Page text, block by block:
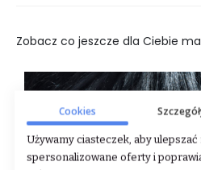
Zobacz co jeszcze dla Ciebie
Cookies
Używamy ciasteczek, aby ulepszać
spersonalizowane oferty i